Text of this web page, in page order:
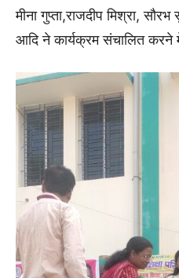
मीना गुप्ता,राजदीप मिश्रा,
आदि ने कार्यक्रम संचालित करने